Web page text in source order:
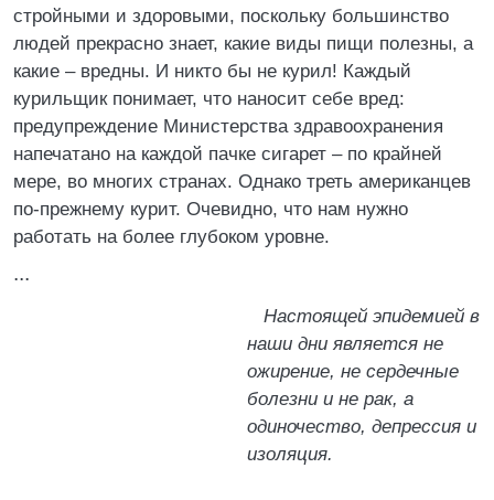
стройными и здоровыми, поскольку большинство
людей прекрасно знает, какие виды пищи полезны, а
какие – вредны. И никто бы не курил! Каждый
курильщик понимает, что наносит себе вред:
предупреждение Министерства здравоохранения
напечатано на каждой пачке сигарет – по крайней
мере, во многих странах. Однако треть американцев
по-прежнему курит. Очевидно, что нам нужно
работать на более глубоком уровне.
...
Настоящей эпидемией в
наши дни является не
ожирение, не сердечные
болезни и не рак, а
одиночество, депрессия и
изоляция.